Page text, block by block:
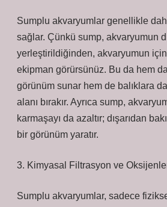
Sumplu akvaryumlar genellikle
sağlar. Çünkü sump, akvaryumun
yerleştirildiğinden, akvaryumun
ekipman görürsünüz. Bu da hem
görünüm sunar hem de balıklara
alanı bırakır. Ayrıca sump,
karmaşayı da azaltır; dışarıdan
bir görünüm yaratır.
3. Kimyasal Filtrasyon ve
Sumplu akvaryumlar, sadece